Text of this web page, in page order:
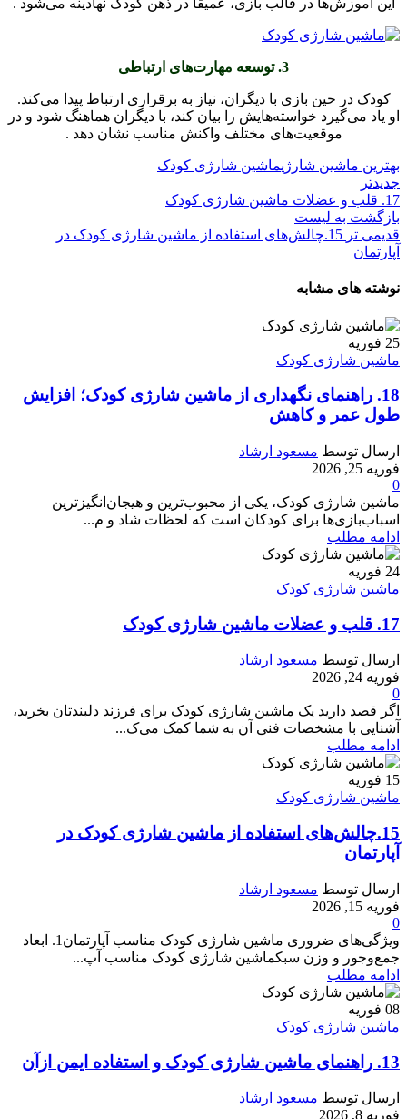
این آموزش‌ها در قالب بازی، عمیقاً در ذهن کودک نهادینه می‌شود .
3. توسعه مهارت‌های ارتباطی
کودک در حین بازی با دیگران، نیاز به برقراری ارتباط پیدا می‌کند.
او یاد می‌گیرد خواسته‌هایش را بیان کند، با دیگران هماهنگ شود و در
موقعیت‌های مختلف واکنش مناسب نشان دهد .
بهترین ماشین شارژیماشین شارژی کودک
جدیدتر
17. قلب و عضلات ماشین شارژی کودک
بازگشت به لیست
قدیمی تر
15.چالش‌های استفاده از ماشین شارژی کودک در
آپارتمان
نوشته های مشابه
25 فوریه
ماشین شارژی کودک
18. راهنمای نگهداری از ماشین شارژی کودک؛ افزایش
طول عمر و کاهش
ارسال توسط مسعود ارشاد
فوریه 25, 2026
0
ماشین شارژی کودک، یکی از محبوب‌ترین و هیجان‌انگیزترین
اسباب‌بازی‌ها برای کودکان است که لحظات شاد و م...
ادامه مطلب
24 فوریه
ماشین شارژی کودک
17. قلب و عضلات ماشین شارژی کودک
ارسال توسط مسعود ارشاد
فوریه 24, 2026
0
اگر قصد دارید یک ماشین شارژی کودک برای فرزند دلبندتان بخرید،
آشنایی با مشخصات فنی آن به شما کمک می‌ک...
ادامه مطلب
15 فوریه
ماشین شارژی کودک
15.چالش‌های استفاده از ماشین شارژی کودک در
آپارتمان
ارسال توسط مسعود ارشاد
فوریه 15, 2026
0
ویژگی‌های ضروری ماشین شارژی کودک مناسب آپارتمان1. ابعاد
جمع‌وجور و وزن سبکماشین‌ شارژی کودک مناسب آپ...
ادامه مطلب
08 فوریه
ماشین شارژی کودک
13. راهنمای ماشین شارژی کودک و استفاده ایمن ازآن
ارسال توسط مسعود ارشاد
فوریه 8, 2026